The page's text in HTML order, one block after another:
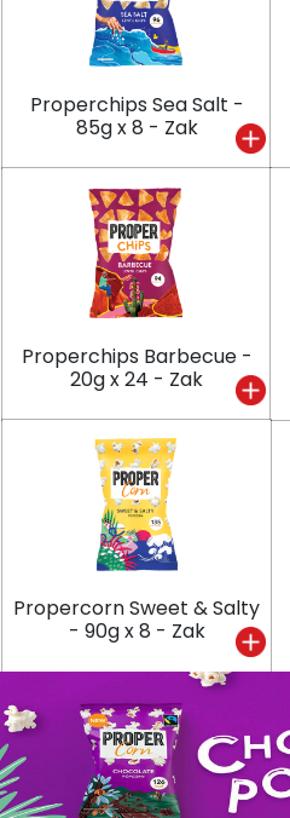
Properchips Sea Salt -
85g x 8 - Zak
Properchips Barbecue -
20g x 24 - Zak
Propercorn Sweet & Salty
- 90g x 8 - Zak